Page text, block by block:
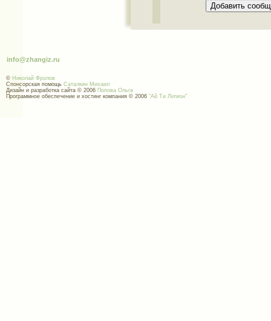
info@zhangiz.ru
© Николай Фролов
Спонсорская помощь Саталкин Михаил
Дизайн и разработка сайта © 2006 Попова Ольга
Программное обеспечение и хостинг компания © 2006 "Ай Ти Легион"